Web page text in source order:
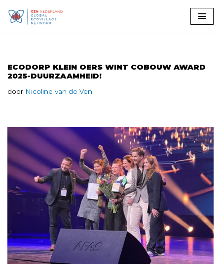
ECODORP KLEIN OERS WINT COBOUW AWARD
2025-DUURZAAMHEID!
door Nicoline van de Ven